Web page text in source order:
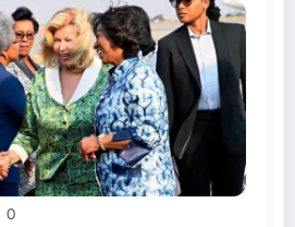
0